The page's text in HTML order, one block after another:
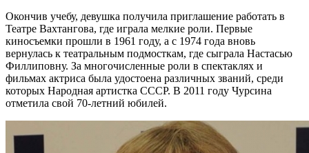
Окончив учебу, девушка получила приглашение работать в
Театре Вахтангова, где играла мелкие роли. Первые
киносъемки прошли в 1961 году, а с 1974 года вновь
вернулась к театральным подмосткам, где сыграла Настасью
Филлиповну. За многочисленные роли в спектаклях и
фильмах актриса была удостоена различных званий, среди
которых Народная артистка СССР. В 2011 году Чурсина
отметила свой 70-летний юбилей.